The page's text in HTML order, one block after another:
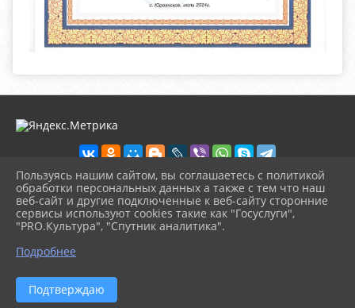
2026 г. ckd-urg.ru
Вход
Карта сайта
Политика обработки персональных данных
Сделано на KubCMS
Разработка и поддержка
Пользуясь нашим сайтом, вы соглашаетесь с политикой
обработки персональных данных а также с тем что наш
веб-сайт и другие подключенные к веб-сайту сторонние
сервисы используют cookies такие как "Госуслуги",
"PRO.Культура", "Спутник аналитика".
Подробнее
Подтверждаю